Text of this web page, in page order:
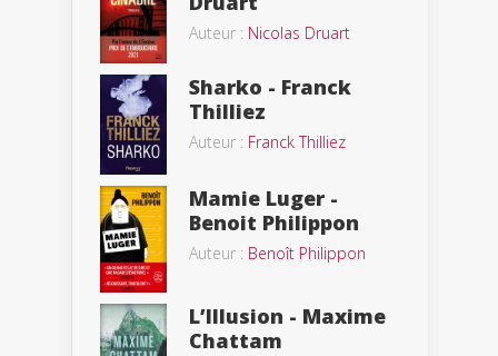
Auteur : Nicolas Druart
Sharko - Franck
Thilliez
Auteur : Franck Thilliez
Mamie Luger -
Benoit Philippon
Auteur : Benoît Philippon
L’Illusion - Maxime
Chattam